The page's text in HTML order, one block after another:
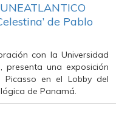
de Pablo
con la Universidad
presenta una exposición
en el Lobby del
de Panamá.